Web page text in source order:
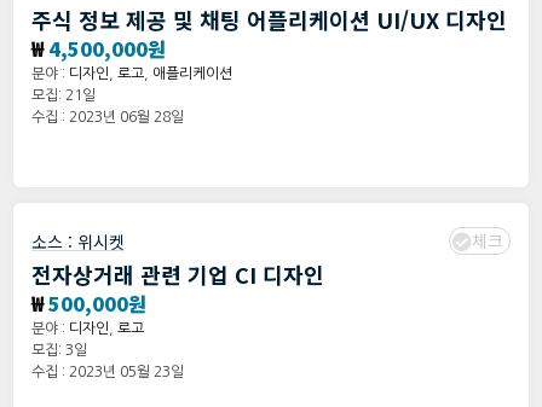
주식 정보 제공 및 채팅 어플리케이션 UI/UX 디자인
₩4,500,000원
분야 : 디자인 로고
애플리케이션
모집: 21일
수집 : 2023년 06월 28일
소스 : 위시켓 체크
전자상거래 관련 기업 CI 디자인
₩500,000원
분야 : 디자인
로고
모집: 3일
수집 : 2023년 05월 23일